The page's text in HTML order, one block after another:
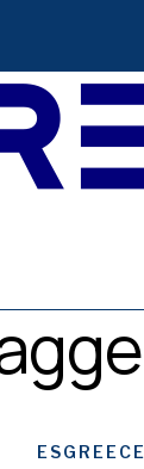
ESGREECE